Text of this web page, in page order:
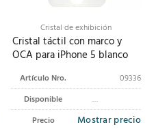
Cristal de exhibición
Cristal táctil con marco y
OCA para iPhone 5 blanco
Artículo Nro.
09336
Disponible
Precio
Mostrar precio